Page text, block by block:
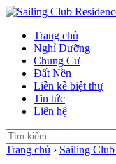
Trang chủ
Nghỉ Dưỡng
Chung Cư
Đất Nền
Liền kề biệt thự
Tin tức
Liên hệ
Trang chủ › Sailing